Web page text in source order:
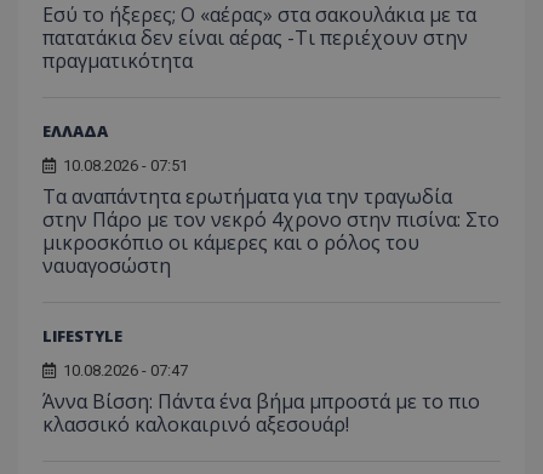
Εσύ το ήξερες; Ο «αέρας» στα σακουλάκια με τα
πατατάκια δεν είναι αέρας -Τι περιέχουν στην
πραγματικότητα
ΕΛΛΑΔΑ
10.08.2026 - 07:51
Τα αναπάντητα ερωτήματα για την τραγωδία
στην Πάρο με τον νεκρό 4χρονο στην πισίνα: Στο
μικροσκόπιο οι κάμερες και ο ρόλος του
ναυαγοσώστη
LIFESTYLE
10.08.2026 - 07:47
Άννα Βίσση: Πάντα ένα βήμα μπροστά με το πιο
κλασσικό καλοκαιρινό αξεσουάρ!